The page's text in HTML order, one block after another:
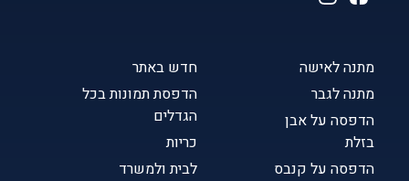
מתנה לאישה
מתנה לגבר
הדפסה על אבן
בזלת
הדפסה על קנבס
חדש באתר
הדפסת תמונות בכל
הגדלים
כריות
לבית ולמשרד